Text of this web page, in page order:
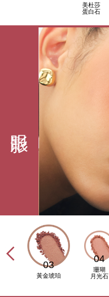
美杜莎
蛋白石
03
黃金琥珀
04
珊瑚
月光石